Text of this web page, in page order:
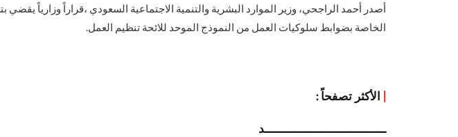
الخاصة بضوابط سلوكيات العمل من النموذج الموحد للائحة تنظيم العمل.
الأكثر تصفحاً :
ـــــــــــــــــــــــــــــــــــد